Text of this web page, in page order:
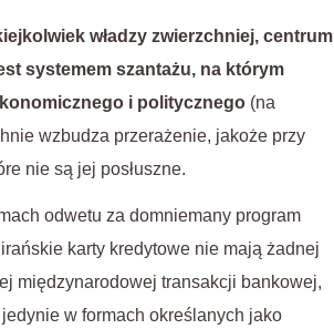
władzy zwierzchniej, centrum
systemem szantażu, na którym
i politycznego (na
wzbudza przerażenie, jakoże przy
nie są jej posłuszne.
odwetu za domniemany program
karty kredytowe nie mają żadnej
międzynarodowej transakcji bankowej,
w formach określanych jako